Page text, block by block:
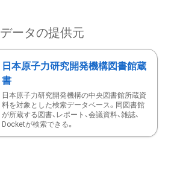
データの提供元
日本原子力研究開発機構図書館蔵
書
日本原子力研究開発機構の中央図書館所蔵資
料を対象とした検索データベース。同図書館
が所蔵する図書、レポート、会議資料、雑誌、
Docketが検索できる。